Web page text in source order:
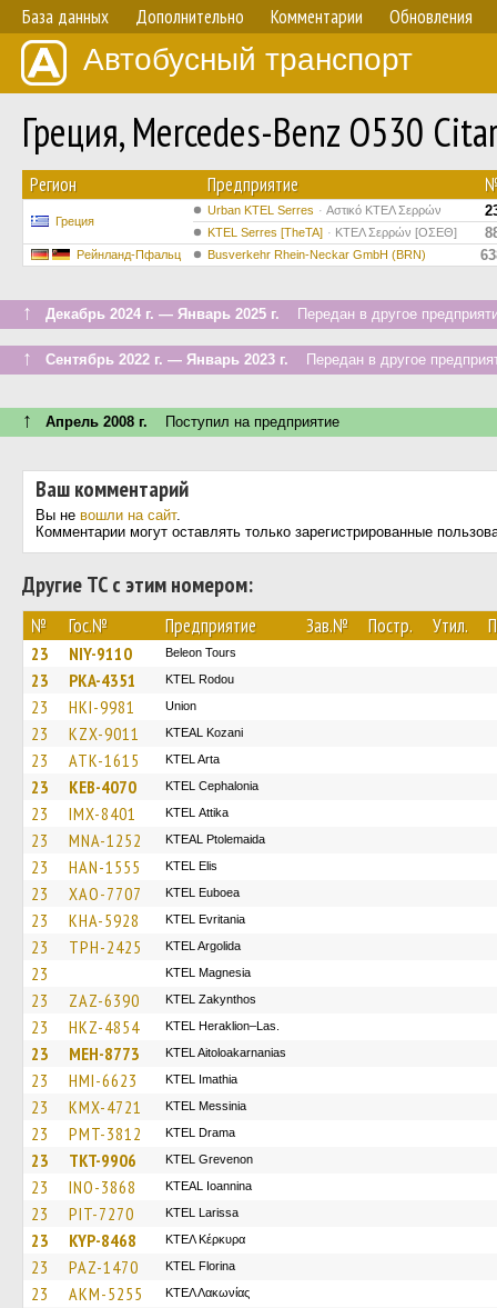
База данных Дополнительно Комментарии Обновления
Автобусный транспорт
Греция, Mercedes-Benz O530
Регион Предприятие
Греция
Urban KTEL Serres Αστικό ΚΤΕΛ Σερρών
KTEL Serres [TheTA] ΚΤΕΛ Σερρών [ΟΣΕΘ]
Рейнланд-Пфальц Busverkehr Rhein-Neckar GmbH (BRN)
↑ Декабрь 2024 г. — Январь 2025 г. Передан в другое
↑ Сентябрь 2022 г. — Январь 2023 г. Передан в другое
↑ Апрель 2008 г. Поступил на предприятие
Ваш комментарий
Вы не вошли на сайт.
Комментарии могут оставлять только зарегистрированные
Другие ТС с этим номером:
№ Гос.№ Предприятие Зав.№ Постр. Утил.
23 NIY-9110 Beleon Tours
23 PKA-4351 ΚΤΕL Rodou
23 HKI-9981 Union
23 KZX-9011 KTEAL Kozani
23 ATK-1615 KTEL Arta
23 KEB-4070 KTEL Cephalonia
23 IMX-8401 KΤΕL Αttika
23 MNA-1252 KTEAL Ptolemaida
23 HAN-1555 KTEL Elis
23 XAO-7707 ΚΤΕL Euboea
23 KHA-5928 ΚΤΕL Evritania
23 TPH-2425 KTEL Argolida
23 ΚΤΕL Magnesia
23 ZAZ-6390 KTEL Zakynthos
23 HKZ-4854 KTEL Heraklion–Las.
23 MEH-8773 KTEL Aitoloakarnanias
23 HMI-6623 KTEL Imathia
23 KMX-4721 KTEL Messinia
23 PMT-3812 KTEL Drama
23 TKT-9906 ΚΤΕL Grevenon
23 INO-3868 KTEAL Ioannina
23 PIT-7270 KTEL Larissa
23 KYP-8468 ΚΤΕΛ Κέρκυρα
23 PAZ-1470 KTEL Florina
23 AKM-5255 ΚΤΕΛ Λακωνίας